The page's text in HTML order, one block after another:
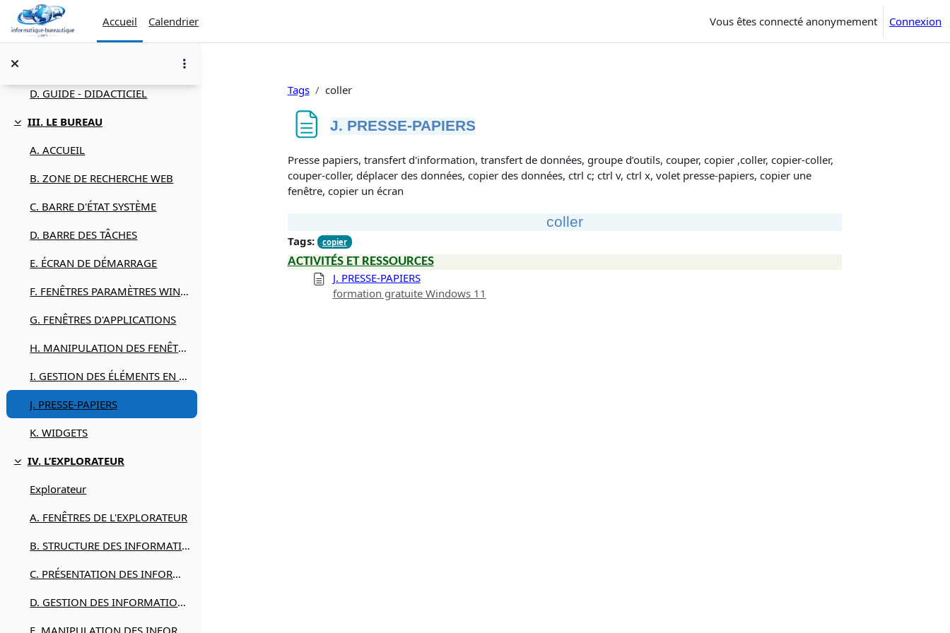
Passer au contenu principal
Accueil
Calendrier Vous êtes connecté anonymement Connexion
A. SOURIS
B. CLAVIER
D. GUIDE - DIDACTICIEL
Replier
III. LE BUREAU
A. ACCUEIL
B. ZONE DE RECHERCHE WEB
C. BARRE D'ÉTAT SYSTÈME
D. BARRE DES TÂCHES
E. ÉCRAN DE DÉMARRAGE
F. FENÊTRES PARAMÈTRES WINDOWS 11
G. FENÊTRES D'APPLICATIONS
H. MANIPULATION DES FENÊTRES
I. GESTION DES ÉLÉMENTS EN LIGNE
J. PRESSE-PAPIERS
K. WIDGETS
Replier
IV. L’EXPLORATEUR
Explorateur
A. FENÊTRES DE L'EXPLORATEUR
B. STRUCTURE DES INFORMATIONS
C. PRÉSENTATION DES INFORMATIONS
D. GESTION DES INFORMATIONS
Tags coller
J. PRESSE-PAPIERS
Conditions d’achèvement
Presse papiers, transfert d'information, transfert de données, groupe d’outils, couper, copier ,coller, copier-coller,
couper-coller, déplacer des données, copier des données, ctrl c; ctrl v, ctrl x, volet presse-papiers, copier une
fenêtre, copier un écran
coller
Tags: copier
ACTIVITÉS ET RESSOURCES
J. PRESSE-PAPIERS
formation gratuite Windows 11